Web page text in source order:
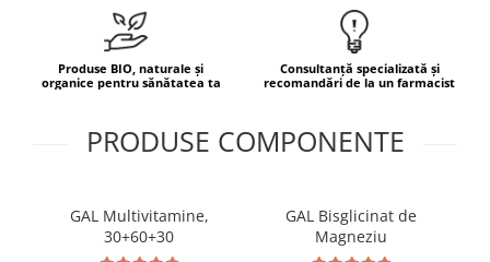
Haruharu Wonder
Medicube
ARIUL
DELLA BORN
Ulei de cocos
Ulei de peste
Vitamina A
Produse BIO, naturale și
organice pentru sănătatea ta
Consultanță specializată și
recomandări de la un farmacist
PRODUSE COMPONENTE
GAL Multivitamine,
30+60+30
GAL Bisglicinat de
Magneziu